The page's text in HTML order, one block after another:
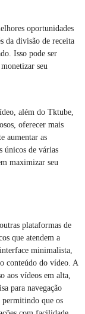
oportunidades
da divisão de receita
Isso pode ser
seu
além do Tktube,
oferecer mais
aumentar as
únicos de várias
maximizar seu
plataformas de
que atendem a
minimalista,
conteúdo do vídeo. A
aos vídeos em alta,
para navegação
que os